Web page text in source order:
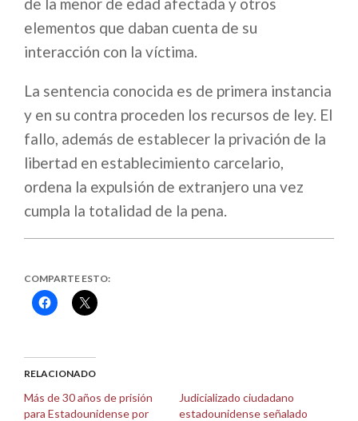
de la menor de edad afectada y otros
elementos que daban cuenta de su
interacción con la víctima.
La sentencia conocida es de primera instancia
y en su contra proceden los recursos de ley. El
fallo, además de establecer la privación de la
libertad en establecimiento carcelario,
ordena la expulsión de extranjero una vez
cumpla la totalidad de la pena.
COMPARTE ESTO:
Haz
clic
(Se
abre
una
ventana
nueva)
Haz
clic
(Se
abre
una
ventana
nueva)
RELACIONADO
Más de 30 años de prisión
para Estadounidense por
Judicializado ciudadano
estadounidense señalado